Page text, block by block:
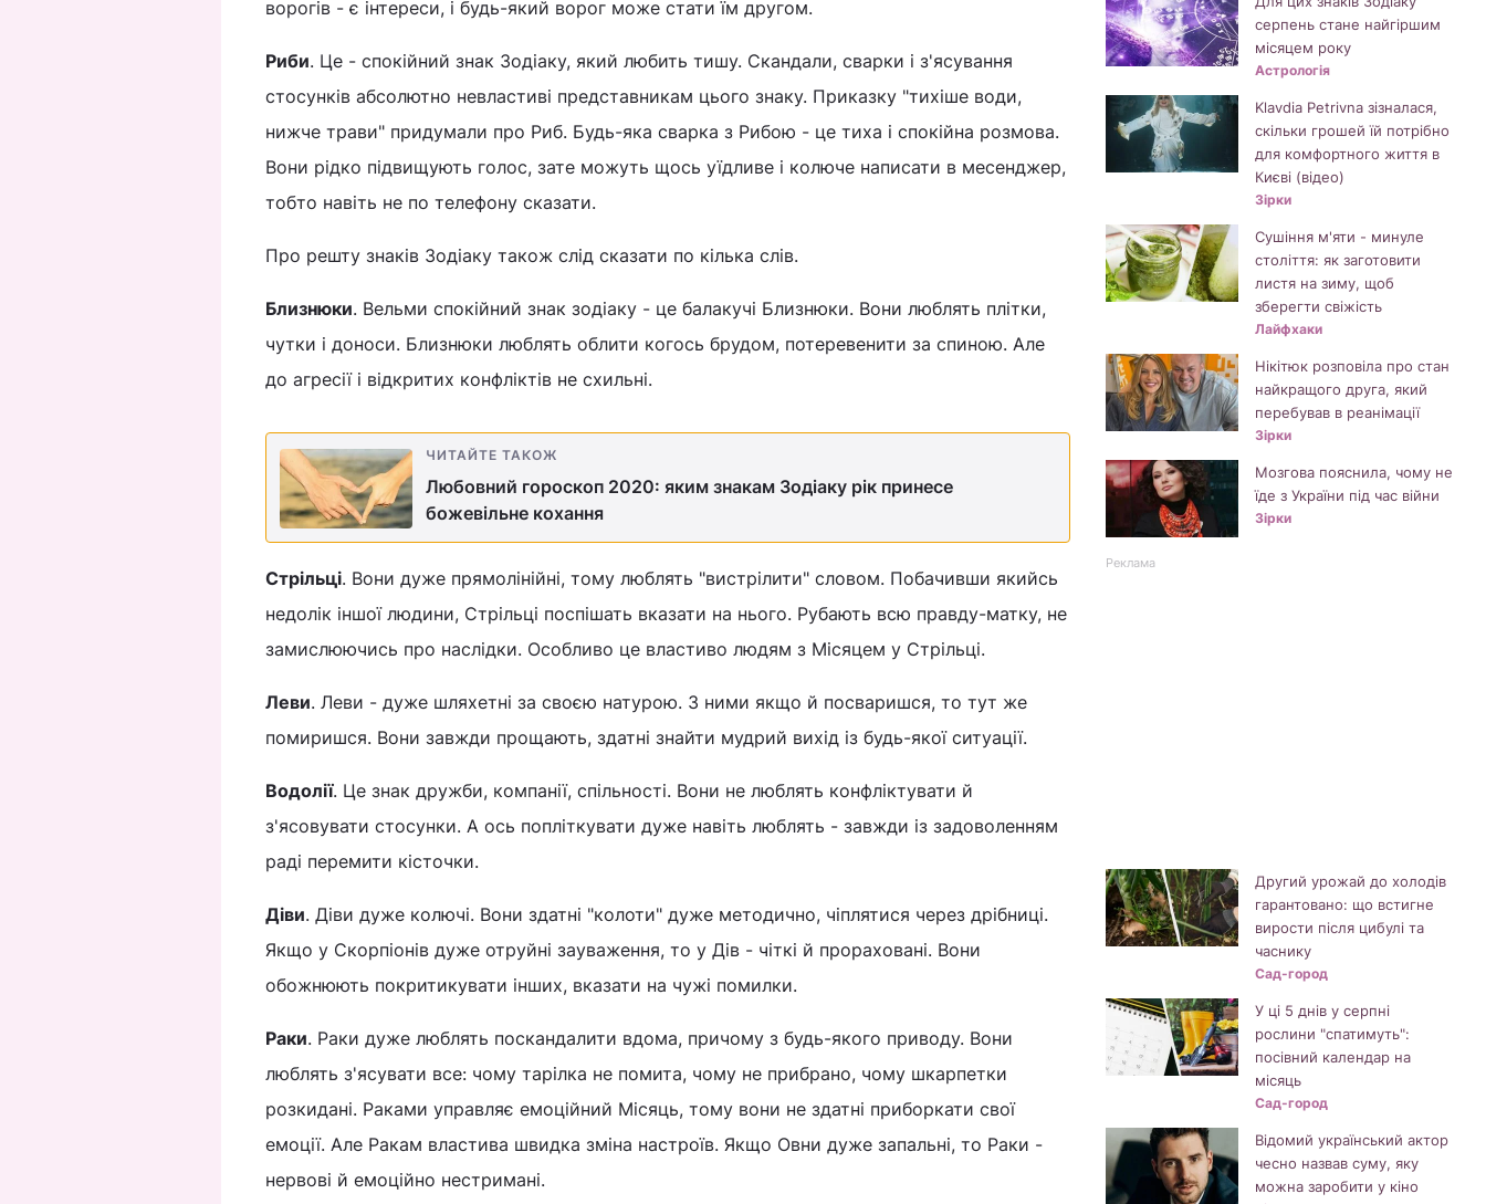
ворогів - є інтереси, і будь-який ворог може стати їм другом.
Риби. Це - спокійний знак Зодіаку, який любить тишу. Скандали, сварки і з'ясування
стосунків абсолютно невластиві представникам цього знаку. Приказку "тихіше води,
нижче трави" придумали про Риб. Будь-яка сварка з Рибою - це тиха і спокійна розмова.
Вони рідко підвищують голос, зате можуть щось уїдливе і колюче написати в месенджер,
тобто навіть не по телефону сказати.
Про решту знаків Зодіаку також слід сказати по кілька слів.
Близнюки. Вельми спокійний знак зодіаку - це балакучі Близнюки. Вони люблять плітки,
чутки і доноси. Близнюки люблять облити когось брудом, потеревенити за спиною. Але
до агресії і відкритих конфліктів не схильні.
ЧИТАЙТЕ ТАКОЖ
Любовний гороскоп 2020: яким знакам Зодіаку рік принесе
божевільне кохання
Стрільці. Вони дуже прямолінійні, тому люблять "вистрілити" словом. Побачивши якийсь
недолік іншої людини, Стрільці поспішать вказати на нього. Рубають всю правду-матку, не
замислюючись про наслідки. Особливо це властиво людям з Місяцем у Стрільці.
Леви. Леви - дуже шляхетні за своєю натурою. З ними якщо й посваришся, то тут же
помиришся. Вони завжди прощають, здатні знайти мудрий вихід із будь-якої ситуації.
Водолії. Це знак дружби, компанії, спільності. Вони не люблять конфліктувати й
з'ясовувати стосунки. А ось попліткувати дуже навіть люблять - завжди із задоволенням
раді перемити кісточки.
Діви. Діви дуже колючі. Вони здатні "колоти" дуже методично, чіплятися через дрібниці.
Якщо у Скорпіонів дуже отруйні зауваження, то у Дів - чіткі й прораховані. Вони
обожнюють покритикувати інших, вказати на чужі помилки.
Раки. Раки дуже люблять поскандалити вдома, причому з будь-якого приводу. Вони
люблять з'ясувати все: чому тарілка не помита, чому не прибрано, чому шкарпетки
розкидані. Раками управляє емоційний Місяць, тому вони не здатні приборкати свої
емоції. Але Ракам властива швидка зміна настроїв. Якщо Овни дуже запальні, то Раки -
нервові й емоційно нестримані.
серпень стане найгіршим
місяцем року
Астрологія
Klavdia Petrivna зізналася,
скільки грошей їй потрібно
для комфортного життя в
Києві (відео)
Зірки
Сушіння м'яти - минуле
століття: як заготовити
листя на зиму, щоб
зберегти свіжість
Лайфхаки
Нікітюк розповіла про стан
найкращого друга, який
перебував в реанімації
Зірки
Мозгова пояснила, чому не
їде з України під час війни
Зірки
Реклама
Другий урожай до холодів
гарантовано: що встигне
вирости після цибулі та
часнику
Сад-город
У ці 5 днів у серпні
рослини "спатимуть":
посівний календар на
місяць
Сад-город
Відомий український актор
чесно назвав суму, яку
можна заробити у кіно